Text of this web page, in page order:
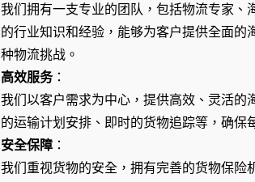
我们拥有一支专业的团队，包括物流专家、
的行业知识和经验，能够为客户提供全面的
种物流挑战。
高效服务：
我们以客户需求为中心，提供高效、灵活的
的运输计划安排、即时的货物追踪等，确保
安全保障：
我们重视货物的安全，拥有完善的货物保险